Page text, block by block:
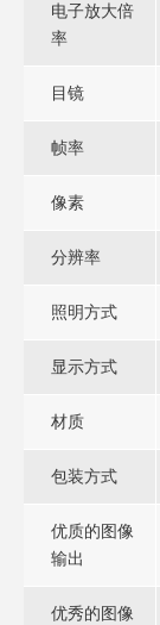
电子放大倍
率
目镜
帧率
像素
分辨率
照明方式
显示方式
材质
包装方式
优质的图像
输出
优秀的图像